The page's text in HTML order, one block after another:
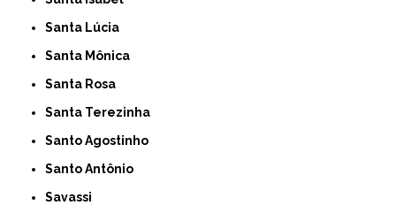
Santa Lúcia
Santa Mônica
Santa Rosa
Santa Terezinha
Santo Agostinho
Santo Antônio
Savassi